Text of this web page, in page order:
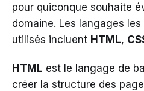
pour quiconque souhaite
domaine. Les langages
utilisés incluent HTML,
HTML est le langage de
créer la structure des